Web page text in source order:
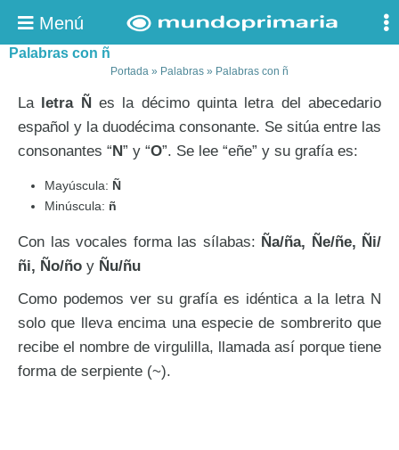
Menú
Palabras con ñ
Portada » Palabras » Palabras con ñ
La letra Ñes la décimo quinta letra del abecedario
español y la duodécima consonante. Se sitúa entre las
consonantes “N” y “O”. Se lee “eñe” y su grafía es:
Mayúscula: Ñ
Minúscula: ñ
Con las vocales forma las sílabas: Ña/ña, Ñe/ñe, Ñi/
ñi, Ño/ño y Ñu/ñu
Como podemos ver su grafía es idéntica a la letra N
solo que lleva encima una especie de sombrerito que
recibe el nombre de virgulilla, llamada así porque tiene
forma de serpiente (~).